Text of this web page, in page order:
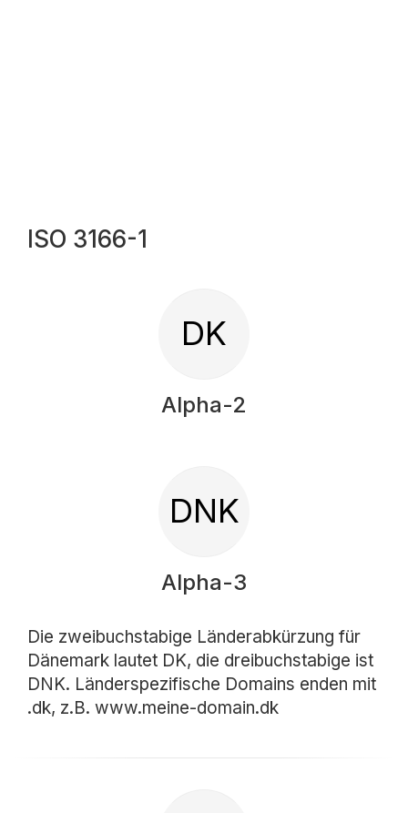
ISO 3166-1
DK
Alpha-2
DNK
Alpha-3
Die zweibuchstabige Länderabkürzung für
Dänemark lautet DK, die dreibuchstabige ist
DNK. Länderspezifische Domains enden mit
.dk, z.B. www.meine-domain.dk